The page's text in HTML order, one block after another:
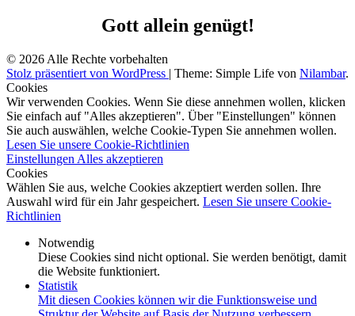
Gott allein genügt!
© 2026 Alle Rechte vorbehalten
Stolz präsentiert von WordPress | Theme: Simple Life von Nilambar.
Cookies
Wir verwenden Cookies. Wenn Sie diese annehmen wollen, klicken
Sie einfach auf "Alles akzeptieren". Über "Einstellungen" können
Sie auch auswählen, welche Cookie-Typen Sie annehmen wollen.
Lesen Sie unsere Cookie-Richtlinien
Einstellungen Alles akzeptieren
Cookies
Wählen Sie aus, welche Cookies akzeptiert werden sollen. Ihre
Auswahl wird für ein Jahr gespeichert. Lesen Sie unsere Cookie-
Richtlinien
Notwendig
Diese Cookies sind nicht optional. Sie werden benötigt, damit
die Website funktioniert.
Statistik
Mit diesen Cookies können wir die Funktionsweise und